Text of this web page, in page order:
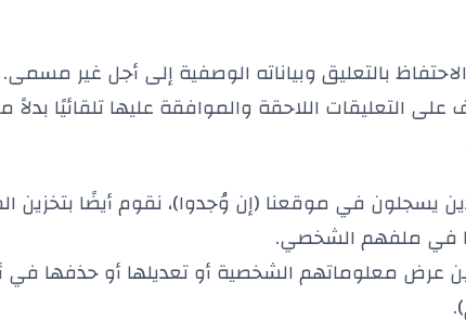
بالتعليق وبياناته الوصفية إلى أجل غير مسمى.
التعليقات اللاحقة والموافقة عليها تلقائيًا بدلاً
يسجلون في موقعنا (إن وُجدوا)، نقوم أيضًا بتخزين
في ملفهم الشخصي.
عرض معلوماتهم الشخصية أو تعديلها أو حذفها